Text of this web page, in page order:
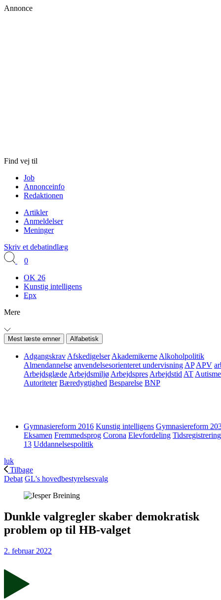
Annonce
Find vej til
Job
Annonceinfo
Redaktionen
Artikler
Anmeldelser
Meninger
Skriv et debatindlæg
0
OK 26
Kunstig intelligens
Epx
Mere
Mest læste emner Alfabetisk
Adgangskrav Afskedigelser Akademikerne Alkoholpolitik
Almendannelse anvendelsesorienteret undervisning AP APV
Arbejdsglæde Arbejdsmiljø Arbejdspres Arbejdstid AT Autisme
Autoriteter Bæredygtighed Besparelse BNP
Gymnasiereform 2016 Kunstig intelligens Gymnasiereform
Eksamen Fremmedsprog Corona Elevfordeling Tidsregistrering
13 Uddannelsespolitik
luk
Tilbage
Debat GL's hovedbestyrelsesvalg
Dunkle valgregler skaber demokratisk
problem op til HB-valget
2. februar 2022